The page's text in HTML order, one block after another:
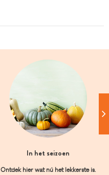
In het seizoen
Ontdek hier wat nú het lekkerste is.